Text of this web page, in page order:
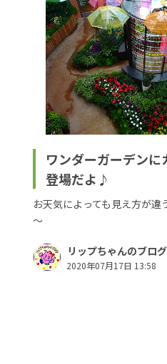
ワンダーガーデン
登場だよ♪
お天気によっても見え方が違
～
リップちゃんのブログ
2020年07月17日 13:58